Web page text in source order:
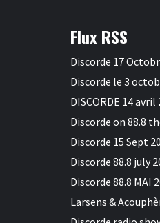
Flux RSS
Discorde 17
Discorde le 3
DISCORDE 14 avril
Discorde on 88.8
Discorde 15 Sept
Discorde 88.8 july
Discorde 88.8 MAI
Larsens &